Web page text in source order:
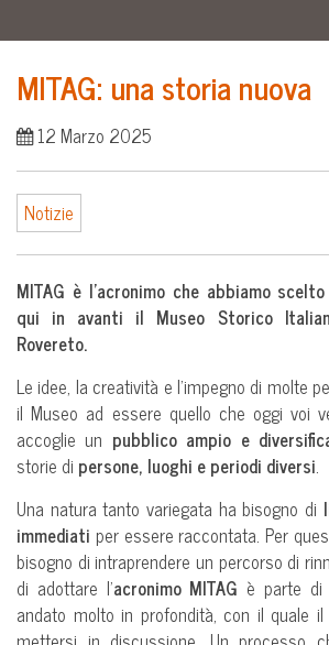
MITAG: una storia nuova
12 Marzo 2025
Notizie
MITAG è l’acronimo che abbiamo
qui in avanti il Museo Storico
Rovereto.
Le idee, la creatività e l’impegno di molte
il Museo ad essere quello che oggi voi
accoglie un pubblico ampio e
storie di persone, luoghi e periodi diversi.
Una natura tanto variegata ha bisogno di
immediati per essere raccontata. Per
bisogno di intraprendere un percorso di
di adottare l’acronimo MITAG è parte
andato molto in profondità, con il quale